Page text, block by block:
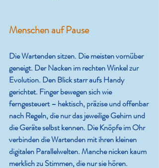
Menschen auf Pause
Die Wartenden sitzen. Die meisten vornüber
geneigt. Der Nacken im rechten Winkel zur
Evolution. Den Blick starr aufs Handy
gerichtet. Finger bewegen sich wie
ferngesteuert – hektisch, präzise und offenbar
nach Regeln, die nur das jeweilige Gehirn und
die Geräte selbst kennen. Die Knöpfe im Ohr
verbinden die Wartenden mit ihren kleinen
digitalen Parallelwelten. Manche nicken kaum
merklich zu Stimmen, die nur sie hören.